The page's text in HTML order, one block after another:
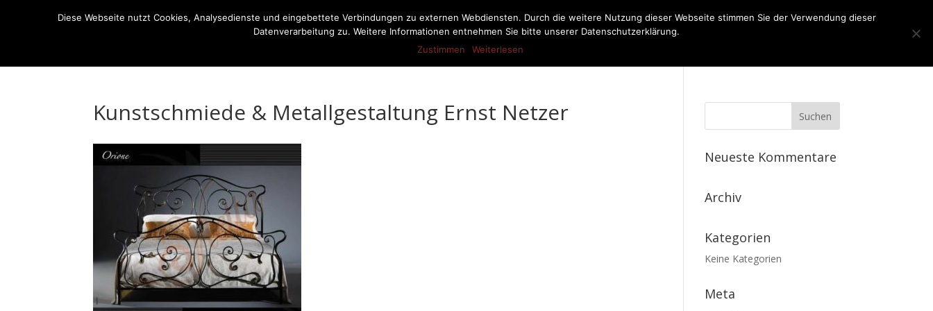
Ausstellung Aktuelles Pferdestalleinrichtung Produkte Referenzen Kontakt
Kunstschmiede & Metallgestaltung Ernst Netzer
Neueste Kommentare
Archiv
Kategorien
Keine Kategorien
Meta
Diese Webseite nutzt Cookies, Analysedienste und eingebettete Verbindungen zu externen Webdiensten. Durch die weitere Nutzung dieser Webseite stimmen Sie der Verwendung dieser
Datenverarbeitung zu. Weitere Informationen entnehmen Sie bitte unserer Datenschutzerklärung.
Zustimmen
Weiterlesen